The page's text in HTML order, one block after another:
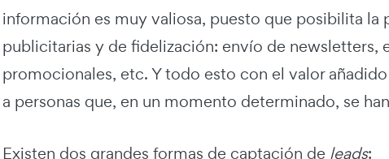
información es muy valiosa, puesto que posibilita la
publicitarias y de fidelización: envío de
promocionales, etc. Y todo esto con el valor
a personas que, en un momento determinado, se
Existen dos grandes formas de captación de leads: